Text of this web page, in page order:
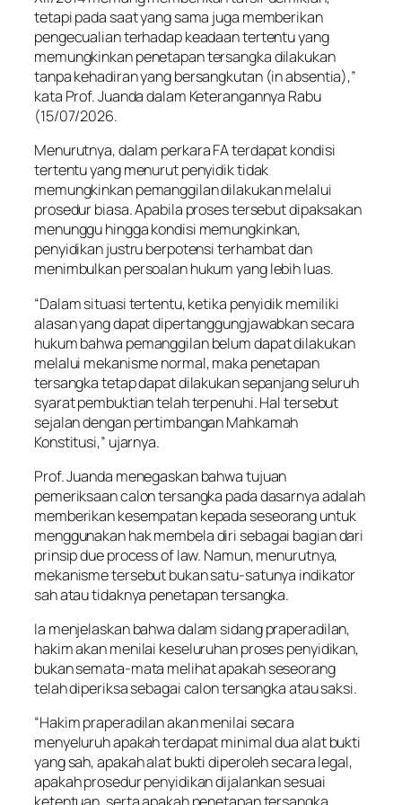
tetapi pada saat yang sama juga memberikan
pengecualian terhadap keadaan tertentu yang
memungkinkan penetapan tersangka dilakukan
tanpa kehadiran yang bersangkutan (in absentia),”
kata Prof. Juanda dalam Keterangannya Rabu
(15/07/2026.
Menurutnya, dalam perkara FA terdapat kondisi
tertentu yang menurut penyidik tidak
memungkinkan pemanggilan dilakukan melalui
prosedur biasa. Apabila proses tersebut dipaksakan
menunggu hingga kondisi memungkinkan,
penyidikan justru berpotensi terhambat dan
menimbulkan persoalan hukum yang lebih luas.
“Dalam situasi tertentu, ketika penyidik memiliki
alasan yang dapat dipertanggungjawabkan secara
hukum bahwa pemanggilan belum dapat dilakukan
melalui mekanisme normal, maka penetapan
tersangka tetap dapat dilakukan sepanjang seluruh
syarat pembuktian telah terpenuhi. Hal tersebut
sejalan dengan pertimbangan Mahkamah
Konstitusi,” ujarnya.
Prof. Juanda menegaskan bahwa tujuan
pemeriksaan calon tersangka pada dasarnya adalah
memberikan kesempatan kepada seseorang untuk
menggunakan hak membela diri sebagai bagian dari
prinsip due process of law. Namun, menurutnya,
mekanisme tersebut bukan satu-satunya indikator
sah atau tidaknya penetapan tersangka.
Ia menjelaskan bahwa dalam sidang praperadilan,
hakim akan menilai keseluruhan proses penyidikan,
bukan semata-mata melihat apakah seseorang
telah diperiksa sebagai calon tersangka atau saksi.
“Hakim praperadilan akan menilai secara
menyeluruh apakah terdapat minimal dua alat bukti
yang sah, apakah alat bukti diperoleh secara legal,
apakah prosedur penyidikan dijalankan sesuai